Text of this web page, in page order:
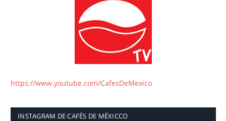
https://www.youtube.com/CafesDeMexico
INSTAGRAM DE CAFÉS DE MÉXICCO